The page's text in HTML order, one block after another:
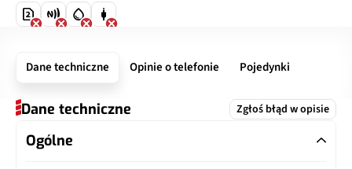
Dane techniczne Opinie o telefonie Pojedynki
Dane techniczne Zgłoś błąd w opisie
Ogólne